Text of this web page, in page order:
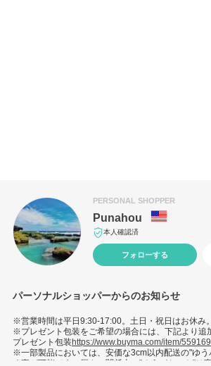
PERSONAL SHOPPER
Punahou
本人確認済
フォローする
パーソナルショッパーからのお知らせ
※営業時間は平日9:30-17:00。土日・祝日はお休み。
※プレゼント包装をご希望の場合には、下記より追
プレゼント包装https://www.buyma.com/item/
※一部製品においては、安価な3cm以内配送の"ゆ
く事が可能です。厚さの関係上、"ゆうパケット"は